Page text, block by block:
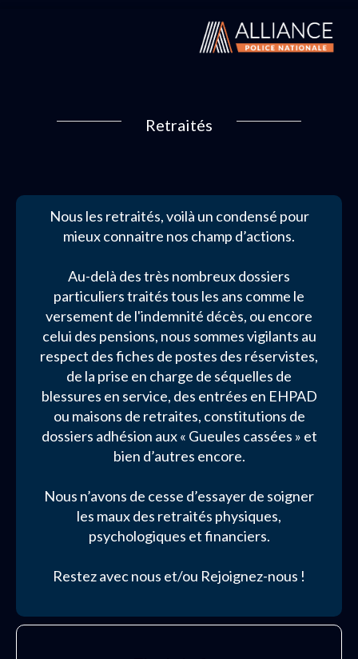
Retraités
Nous les retraités, voilà un condensé pour
mieux connaitre nos champ d’actions.
Au-delà des très nombreux dossiers
particuliers traités tous les ans comme le
versement de l'indemnité décès, ou encore
celui des pensions, nous sommes vigilants au
respect des fiches de postes des réservistes,
de la prise en charge de séquelles de
blessures en service, des entrées en EHPAD
ou maisons de retraites, constitutions de
dossiers adhésion aux « Gueules cassées » et
bien d’autres encore.
Nous n’avons de cesse d’essayer de soigner
les maux des retraités physiques,
psychologiques et financiers.
Restez avec nous et/ou Rejoignez-nous !